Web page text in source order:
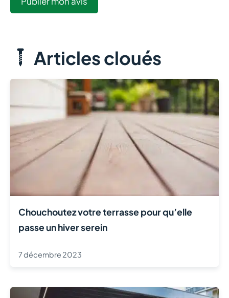
Articles cloués
Chouchoutez votre terrasse pour qu’elle
passe un hiver serein
7 décembre 2023